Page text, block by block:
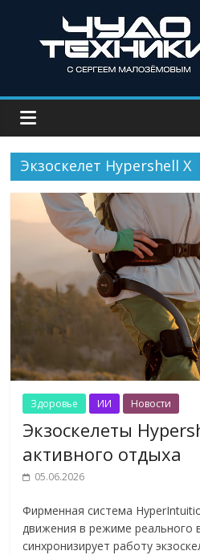
Экзоскелет Hypershell X
Здоровье ИИ Новости
Экзоскелеты
активного отдыха
05.06.2026
Фирменная система
движения в режиме реального
синхронизирует работу